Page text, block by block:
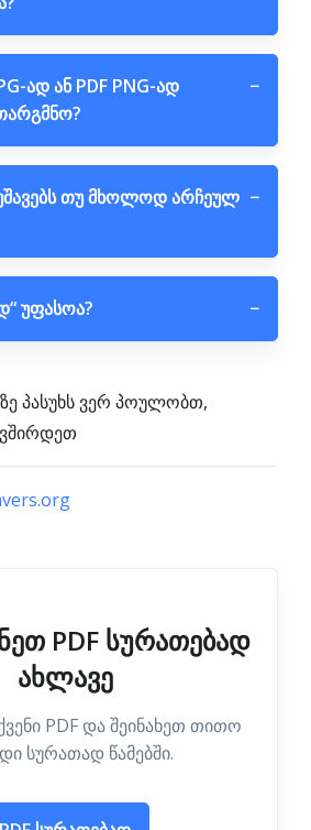
ად ან PDF PNG-ად
−
თუ მხოლოდ არჩეულ −
უფასოა? −
პასუხს ვერ პოულობთ,
PDF სურათებად
ახლავე
PDF და შეინახეთ თითო
სურათად წამებში.